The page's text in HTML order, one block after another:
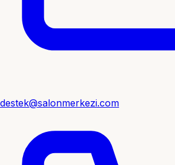
destek@salonmerkezi.com